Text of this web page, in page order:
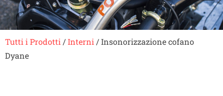
Tutti i Prodotti /Interni / Insonorizzazione cofano
Dyane